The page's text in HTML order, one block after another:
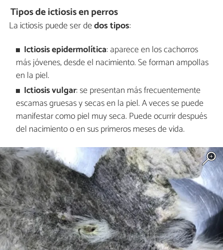
Tipos de ictiosis en perros
La ictiosis puede ser dedos tipos:
Ictiosis epidermolítica: aparece en los cachorros
más jóvenes, desde el nacimiento. Se forman ampollas
en la piel.
Ictiosis vulgar: se presentan más frecuentemente
escamas gruesas y secas en la piel. A veces se puede
manifestar como piel muy seca. Puede ocurrir después
del nacimiento o en sus primeros meses de vida.